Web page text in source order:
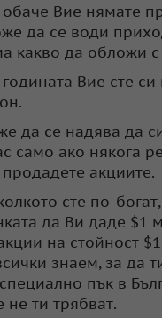
Вие нямате
да се води
какво да обложи с
Вие сте си
да се надява да
само ако някога
акциите.
сте по-
да Ви даде $1
на стойност
знаем, за да
пък в
ти трябват.